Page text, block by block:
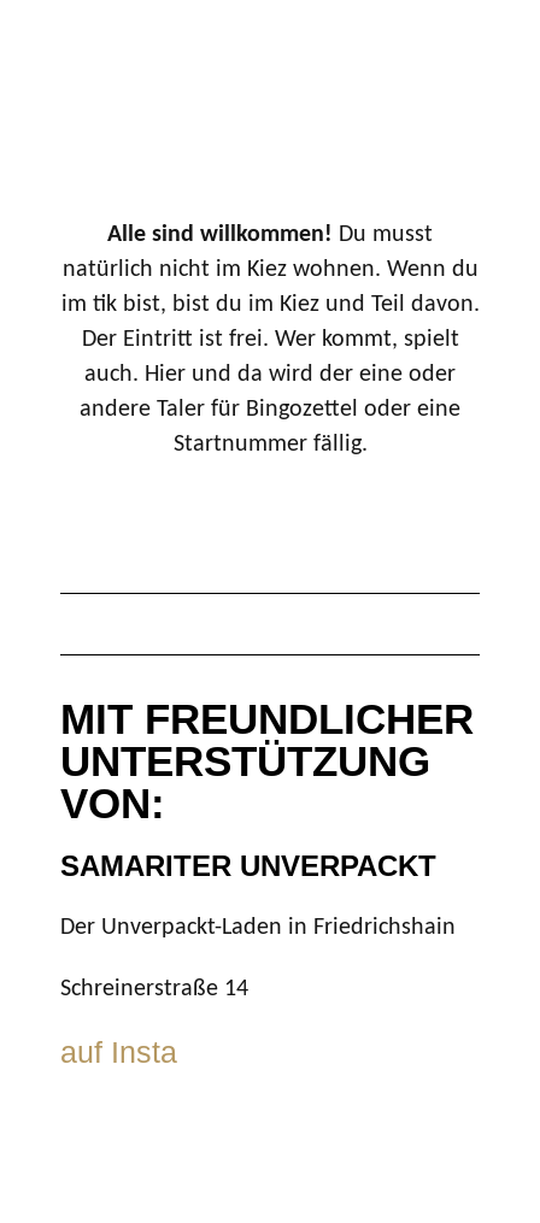
Alle sind willkommen! Du musst
natürlich nicht im Kiez wohnen. Wenn du
im tik bist, bist du im Kiez und Teil davon.
Der Eintritt ist frei. Wer kommt, spielt
auch. Hier und da wird der eine oder
andere Taler für Bingozettel oder eine
Startnummer fällig.
MIT FREUNDLICHER
UNTERSTÜTZUNG
VON:
SAMARITER UNVERPACKT
Der Unverpackt-Laden in Friedrichshain
Schreinerstraße 14
auf Insta